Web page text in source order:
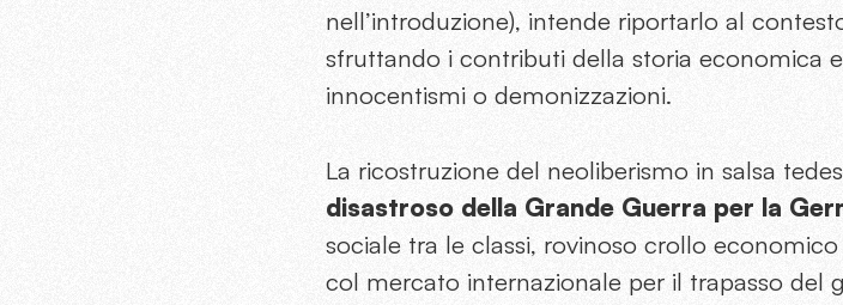
nell’introduzione), intende riportarlo al
sfruttando i contributi della storia economica
innocentismi o demonizzazioni.
La ricostruzione del neoliberismo in salsa
disastroso della Grande Guerra per la
sociale tra le classi, rovinoso crollo
col mercato internazionale per il trapasso del